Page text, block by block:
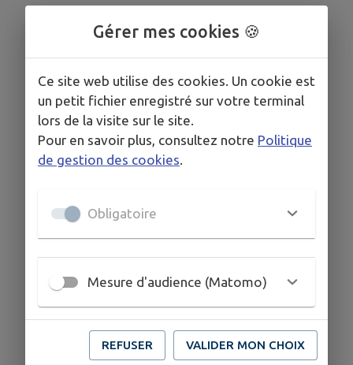
Et son Conseil Municipal
Ont le plaisir de vous convier à
La cérémonie des Vœux
à 11h au foyer paroissial de Traubach-Le-Haut
Merci de confirmer votre participation avant le
02/01/2026 par courrielmairie@traubach-le-
Gérer mes cookies 🍪
Ce site web utilise des cookies. Un cookie est
un petit fichier enregistré sur votre terminal
lors de la visite sur le site.
Pour en savoir plus, consultez notre Politique
de gestion des cookies
Obligatoire
Mesure d'audience (Matomo)
REFUSER VALIDER MON CHOIX